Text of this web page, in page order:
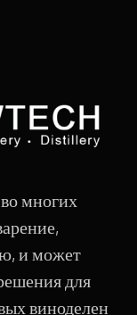
многих
и может
для
виноделен